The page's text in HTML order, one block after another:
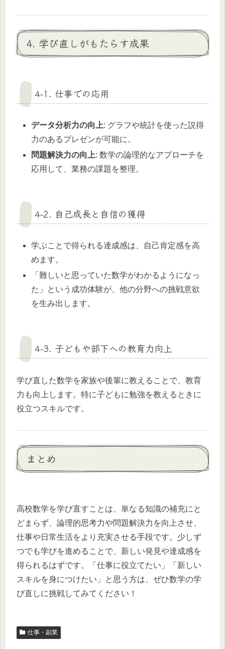
4. 学び直しがもたらす成果
4-1. 仕事での応用
データ分析力の向上: グラフや統計を使った説得
力のあるプレゼンが可能に。
問題解決力の向上: 数学の論理的なアプローチを
応用して、業務の課題を整理。
4-2. 自己成長と自信の獲得
学ぶことで得られる達成感は、自己肯定感を高
めます。
「難しいと思っていた数学がわかるようになっ
た」という成功体験が、他の分野への挑戦意欲
を生み出します。
4-3. 子どもや部下への教育力向上
学び直した数学を家族や後輩に教えることで、教育
力も向上します。特に子どもに勉強を教えるときに
役立つスキルです。
まとめ
高校数学を学び直すことは、単なる知識の補充にと
どまらず、論理的思考力や問題解決力を向上させ、
仕事や日常生活をより充実させる手段です。少しず
つでも学びを進めることで、新しい発見や達成感を
得られるはずです。「仕事に役立てたい」「新しい
スキルを身につけたい」と思う方は、ぜひ数学の学
び直しに挑戦してみてください！
仕事・副業